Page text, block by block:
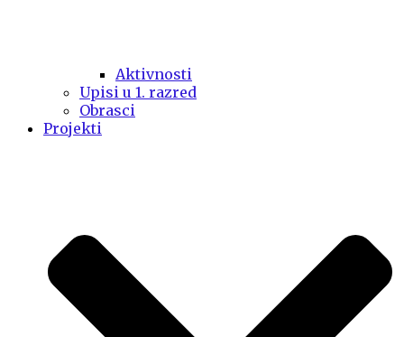
Aktivnosti
Upisi u 1. razred
Obrasci
Projekti